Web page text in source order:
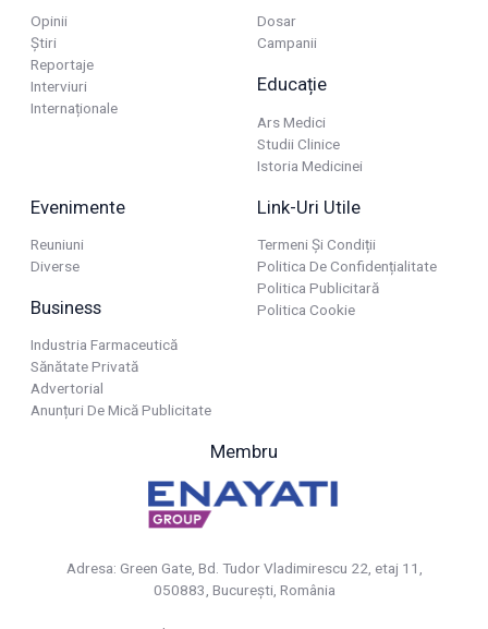
Opinii
Știri
Reportaje
Interviuri
Internaționale
Dosar
Campanii
Educație
Ars Medici
Studii Clinice
Istoria Medicinei
Evenimente
Reuniuni
Diverse
Business
Industria Farmaceutică
Sănătate Privată
Advertorial
Anunțuri De Mică Publicitate
Link-Uri Utile
Termeni Și Condiții
Politica De Confidențialitate
Politica Publicitară
Politica Cookie
Membru
Adresa: Green Gate, Bd. Tudor Vladimirescu 22, etaj 11,
050883, Bucureşti, România